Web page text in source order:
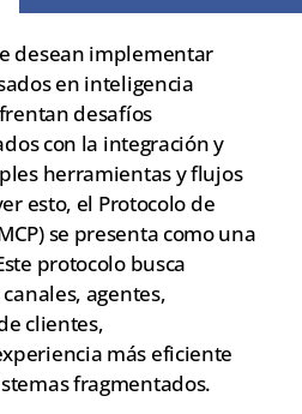
desean implementar
en inteligencia
desafíos
con la integración y
herramientas y flujos
esto, el Protocolo de
se presenta como una
protocolo busca
agentes,
clientes,
más eficiente
fragmentados.